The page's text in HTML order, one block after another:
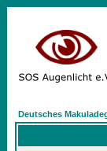
Deutsches